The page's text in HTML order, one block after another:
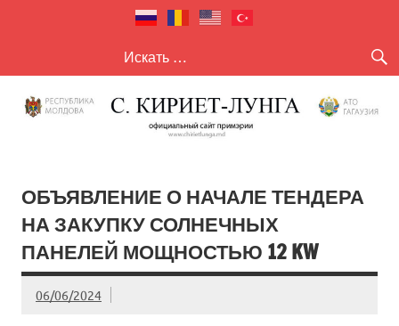
— Лунга
ОБЪЯВЛЕНИЕ О НАЧАЛЕ ТЕНДЕРА
НА ЗАКУПКУ СОЛНЕЧНЫХ
ПАНЕЛЕЙ МОЩНОСТЬЮ 12 KW
06/06/2024